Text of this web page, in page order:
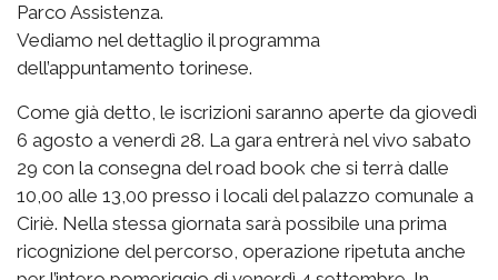
Parco Assistenza.
Vediamo nel dettaglio il programma
dell’appuntamento torinese.
Come già detto, le iscrizioni saranno aperte da giovedì
6 agosto a venerdì 28. La gara entrerà nel vivo sabato
29 con la consegna del road book che si terrà dalle
10,00 alle 13,00 presso i locali del palazzo comunale a
Ciriè. Nella stessa giornata sarà possibile una prima
ricognizione del percorso, operazione ripetuta anche